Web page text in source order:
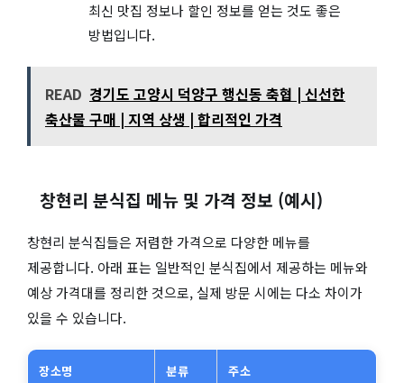
최신 맛집 정보나 할인 정보를 얻는 것도 좋은
방법입니다.
READ 경기도 고양시 덕양구 행신동 축협 | 신선한
축산물 구매 | 지역 상생 | 합리적인 가격
창현리 분식집 메뉴 및 가격 정보 (예시)
창현리 분식집들은 저렴한 가격으로 다양한 메뉴를
제공합니다. 아래 표는 일반적인 분식집에서 제공하는 메뉴와
예상 가격대를 정리한 것으로, 실제 방문 시에는 다소 차이가
있을 수 있습니다.
장소명 분류 주소